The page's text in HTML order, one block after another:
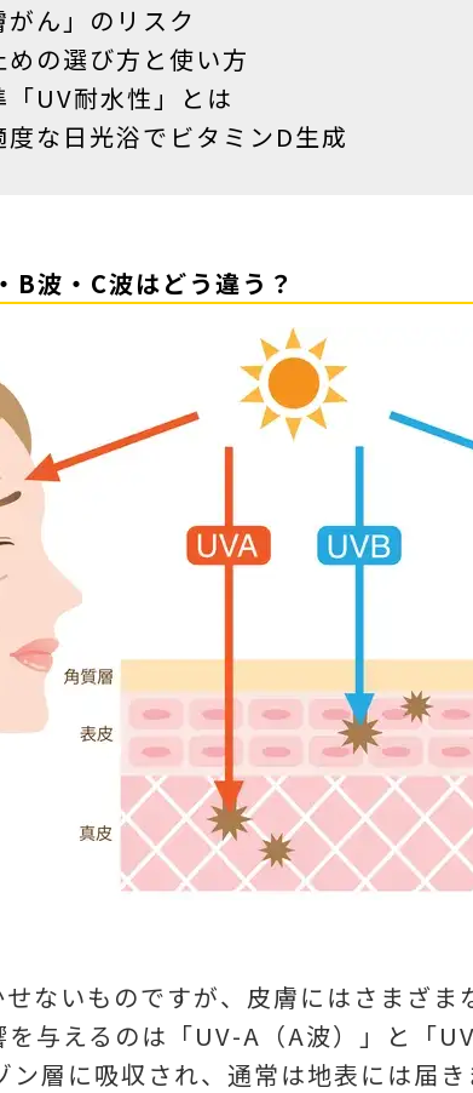
ん」のリスク
の選び方と使い方
UV耐水性」とは
な日光浴でビタミンD生成
波・C波はどう違う？
ないものですが、皮膚にはさまざ
与えるのは「UV-A（A波）」と「
層に吸収され、通常は地表には届き